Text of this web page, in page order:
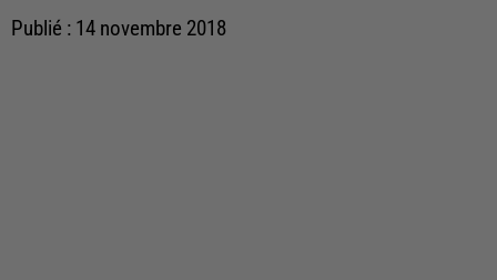
Publié : 14 novembre 2018